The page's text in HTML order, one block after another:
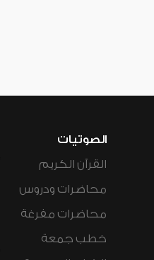
الصوتيات
القرآن الكريم
محاضرات ودروس
محاضرات مفرغة
خطب جمعة